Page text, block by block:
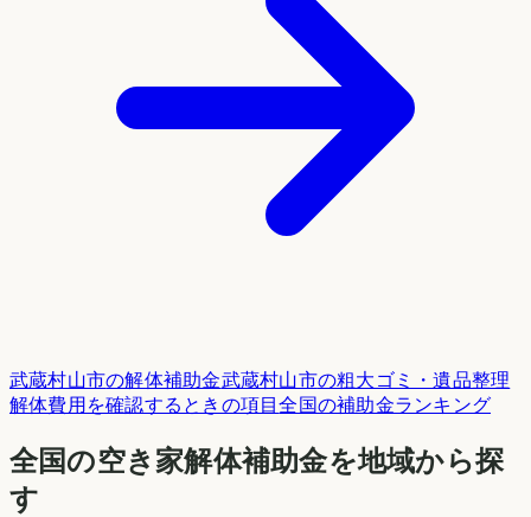
武蔵村山市の解体補助金武蔵村山市の粗大ゴミ・遺品整理
解体費用を確認するときの項目全国の補助金ランキング
全国の空き家解体補助金を地域から探
す